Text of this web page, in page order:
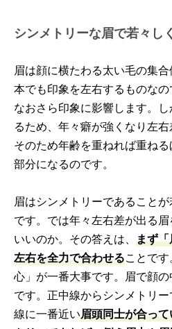
シンメトリーな眉で若々し
眉は顔に横たわる太い毛の集
本でも印象を左右するものな
なおさら印象に影響します。
るため、年々癖が強くなり左右
そのため年齢を重ねれば重ね
部分になるのです。
眉はシンメトリーであること
です。では年々左右差が出る
いいのか。その答えは、 まず
左右を全力で合わせることで
心」が一番大事です。眉で顔
です。正中線からシンメトリ
線に一番近い眉頭同士が合っ